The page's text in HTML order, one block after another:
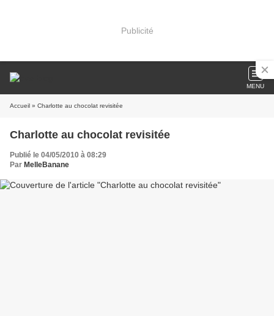
Publicité
MENU
Accueil » Charlotte au chocolat revisitée
Charlotte au chocolat revisitée
Publié le 04/05/2010 à 08:29
Par MelleBanane